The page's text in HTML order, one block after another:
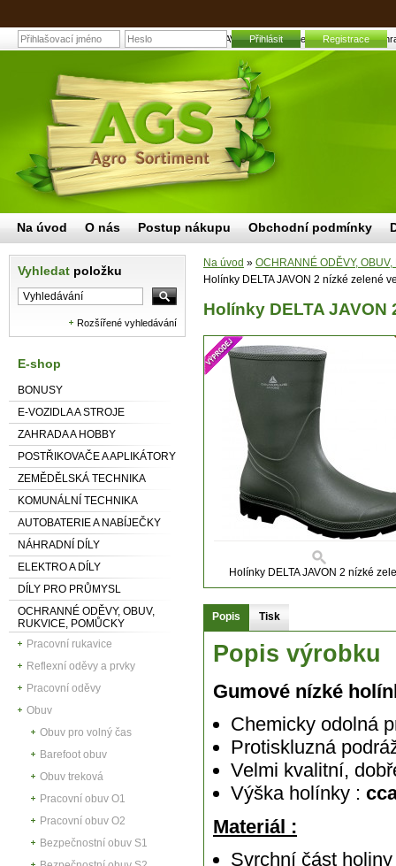
Holínky DELTA JAVON 2 nízké zelené velikost 41 |
Přihlásit Registrace
Vyhledat položku
Rozšířené vyhledávání
E-shop
BONUSY
E-VOZIDLA A STROJE
ZAHRADA A HOBBY
POSTŘIKOVAČE A APLIKÁTORY
ZEMĚDĚLSKÁ TECHNIKA
KOMUNÁLNÍ TECHNIKA
AUTOBATERIE A NABÍJEČKY
NÁHRADNÍ DÍLY
ELEKTRO A DÍLY
DÍLY PRO PRŮMYSL
OCHRANNÉ ODĚVY, OBUV,
RUKVICE, POMŮCKY
Pracovní rukavice
Reflexní oděvy a prvky
Pracovní oděvy
Obuv
Obuv pro volný čas
Barefoot obuv
Obuv treková
Pracovní obuv O1
Pracovní obuv O2
Bezpečnostní obuv S1
Na úvod » OCHRANNÉ ODĚVY,
Holínky DELTA JAVON 2 nízké zelené
Holínky DELTA
Holínky DELTA JAVON 2 nízké
Popis Tisk
Popis výrobku
Gumové nízké
Chemicky odolná
Protiskluzná
Velmi kvalitní,
Výška holínky :
Materiál :
Svrchní část
Na úvod O nás Postup nákupu Obchodní podmínky